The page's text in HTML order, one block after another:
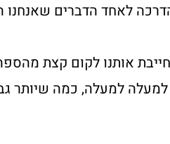
לאחד הדברים
אותנו לקום קצת
למעלה, כמה שיותר